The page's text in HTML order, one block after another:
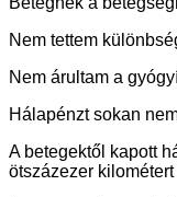
Nem tettem
Nem árultam a
Hálapénzt sokan
A betegektől kapott
ötszázezer